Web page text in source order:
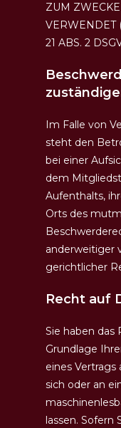
ZUM
VERWENDET
21 ABS. 2
Im Falle von
steht den
bei einer
dem
Aufenthalts,
Orts des
anderweitiger
gerichtlicher
Recht auf
Sie haben das
Grundlage
eines
sich oder an
lassen. Sofern